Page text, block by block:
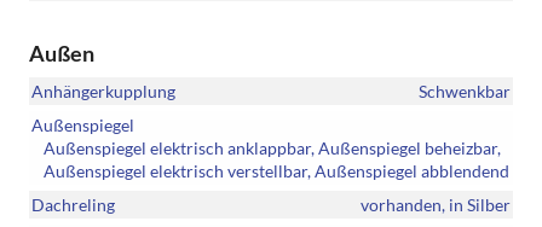
Außen
Anhängerkupplung
Schwenkbar
Außenspiegel
Außenspiegel elektrisch anklappbar, Außenspiegel beheizbar,
Außenspiegel elektrisch verstellbar, Außenspiegel abblendend
Dachreling
vorhanden, in Silber